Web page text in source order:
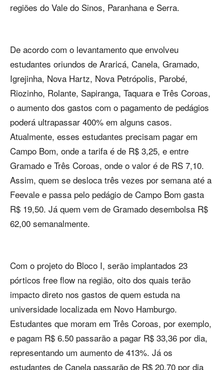
regiões do Vale do Sinos, Paranhana e Serra.
De acordo com o levantamento que envolveu
estudantes oriundos de Araricá, Canela, Gramado,
Igrejinha, Nova Hartz, Nova Petrópolis, Parobé,
Riozinho, Rolante, Sapiranga, Taquara e Três Coroas,
o aumento dos gastos com o pagamento de pedágios
poderá ultrapassar 400% em alguns casos.
Atualmente, esses estudantes precisam pagar em
Campo Bom, onde a tarifa é de R$ 3,25, e entre
Gramado e Três Coroas, onde o valor é de RS 7,10.
Assim, quem se desloca três vezes por semana até a
Feevale e passa pelo pedágio de Campo Bom gasta
R$ 19,50. Já quem vem de Gramado desembolsa R$
62,00 semanalmente.
Com o projeto do Bloco I, serão implantados 23
pórticos free flow na região, oito dos quais terão
impacto direto nos gastos de quem estuda na
universidade localizada em Novo Hamburgo.
Estudantes que moram em Três Coroas, por exemplo,
e pagam R$ 6.50 passarão a pagar R$ 33,36 por dia,
representando um aumento de 413%. Já os
estudantes de Canela passarão de R$ 20,70 por dia